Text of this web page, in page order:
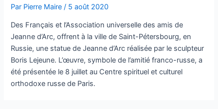
Par Pierre Maire/ 5 août 2020
Des Français et l’Association universelle des amis de
Jeanne d’Arc, offrent à la ville de Saint-Pétersbourg, en
Russie, une statue de Jeanne d’Arc réalisée par le sculpteur
Boris Lejeune. L’œuvre, symbole de l’amitié franco-russe, a
été présentée le 8 juillet au Centre spirituel et culturel
orthodoxe russe de Paris.